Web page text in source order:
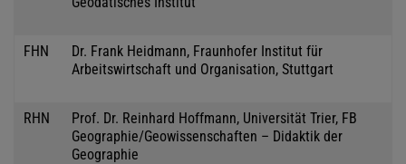
FHN
Dr. Frank Heidmann, Fraunhofer Institut für
Arbeitswirtschaft und Organisation, Stuttgart
RHN
Prof. Dr. Reinhard Hoffmann, Universität Trier, FB
Geographie/Geowissenschaften – Didaktik der
Geographie